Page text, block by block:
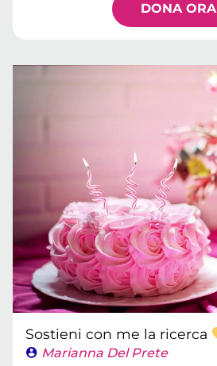
DONA ORA
Sostieni con me la ricerca
Marianna Del Prete